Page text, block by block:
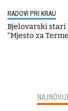
RADOVI PRI KRAU
Bjelovarski stari
''Mjesto za